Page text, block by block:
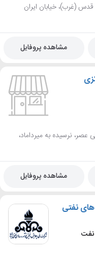
قدس (غرب)، خیابان ایران
مشاهده پروفایل
ولی عصر، نرسیده به میرداماد،
مشاهده پروفایل
نفتی
نفت